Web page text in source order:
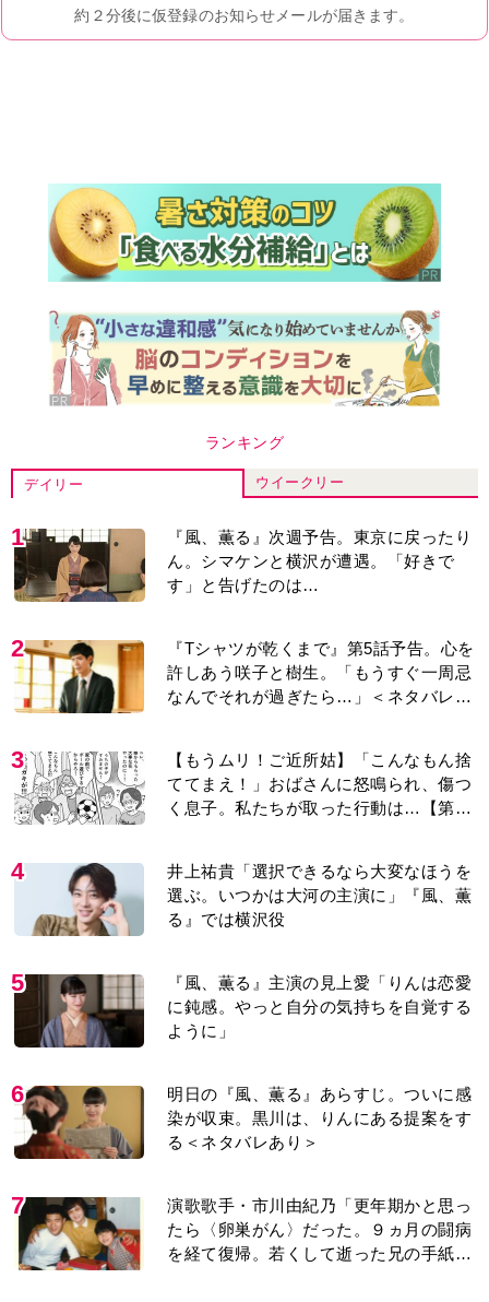
ランキング
デイリー ウイークリー
1
『風、薫る』次週予告。東京に戻ったり
ん。シマケンと横沢が遭遇。「好きで
す」と告げたのは…
2
『Tシャツが乾くまで』第5話予告。心を
許しあう咲子と樹生。「もうすぐ一周忌
なんでそれが過ぎたら…」＜ネタバレあ
3
【もうムリ！ご近所姑】「こんなもん捨
ててまえ！」おばさんに怒鳴られ、傷つ
く息子。私たちが取った行動は…【第3
4
井上祐貴「選択できるなら大変なほうを
選ぶ。いつかは大河の主演に」『風、薫
る』では横沢役
5
『風、薫る』主演の見上愛「りんは恋愛
に鈍感。やっと自分の気持ちを自覚する
ように」
6
明日の『風、薫る』あらすじ。ついに感
染が収束。黒川は、りんにある提案をす
る＜ネタバレあり＞
7
演歌歌手・市川由紀乃「更年期かと思っ
たら〈卵巣がん〉だった。９ヵ月の闘病
を経て復帰。若くして逝った兄の手紙を